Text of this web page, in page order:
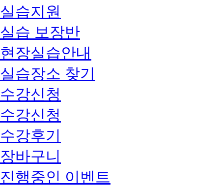
실습지원
실습 보장반
현장실습안내
실습장소 찾기
수강신청
수강신청
수강후기
장바구니
진행중인 이벤트